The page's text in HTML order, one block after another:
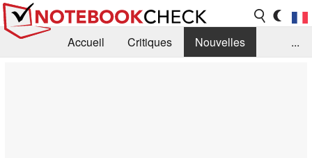
Accueil Critiques
Nouvelles
...